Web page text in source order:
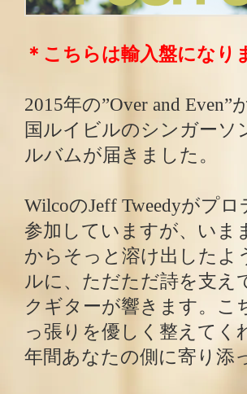
＊こちらは輸入盤になり
2015年の”Over and
国ルイビルのシンガーソ
ルバムが届きました。
WilcoのJeff Tweedyがプ
参加していますが、いま
からそっと溶け出したよ
ルに、ただただ詩を支え
クギターが響きます。こ
っ張りを優しく整えてく
年間あなたの側に寄り添